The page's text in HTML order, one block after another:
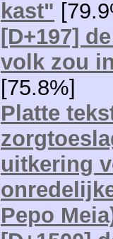
kast"
[D+197]
volk zou
[75.8%]
Platte
uitkering
Pepo